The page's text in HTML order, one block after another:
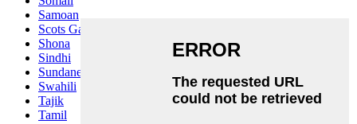
Samoan
Scots Gaelic
Shona
Sindhi
Sundanese
Swahili
Tajik
Tamil